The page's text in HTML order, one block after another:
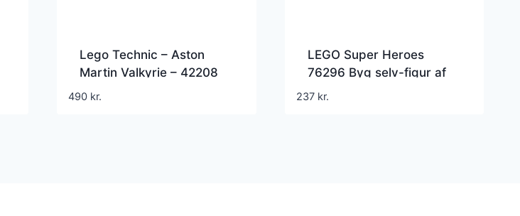
Lego Technic – Aston
Martin Valkyrie – 42208
490 kr.
LEGO Super Heroes
76296 Byg selv-figur af
den nye Captain America
237 kr.